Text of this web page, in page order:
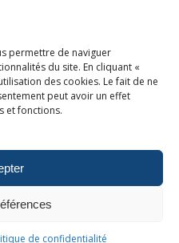
permettre de naviguer
du site. En cliquant «
des cookies. Le fait de ne
peut avoir un effet
et fonctions.
de confidentialité
nous